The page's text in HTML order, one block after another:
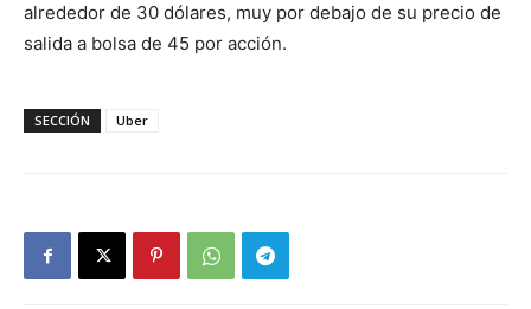
alrededor de 30 dólares, muy por debajo de su precio de
salida a bolsa de 45 por acción.
SECCIÓN Uber